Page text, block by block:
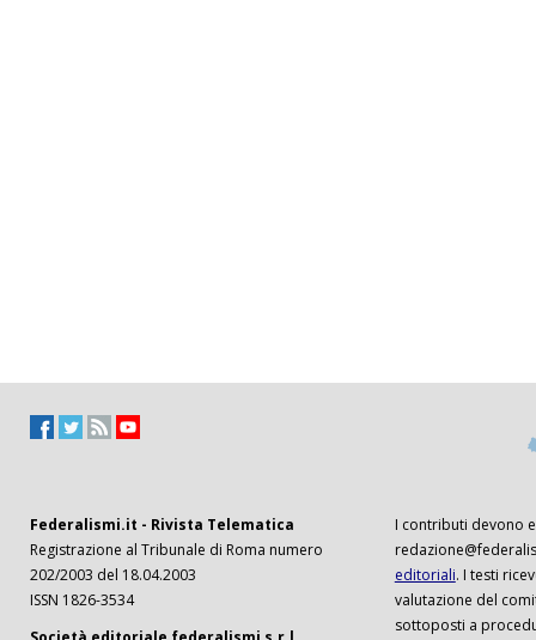
Federalismi.it - Rivista Telematica
Registrazione al Tribunale di Roma numero
202/2003 del 18.04.2003
ISSN 1826-3534
I contributi devono
editoriali. I testi
valutazione del
sottoposti a